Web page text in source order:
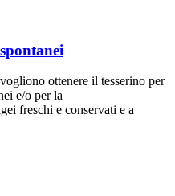
ottenere il tesserino per
e/o per la
freschi e conservati e a